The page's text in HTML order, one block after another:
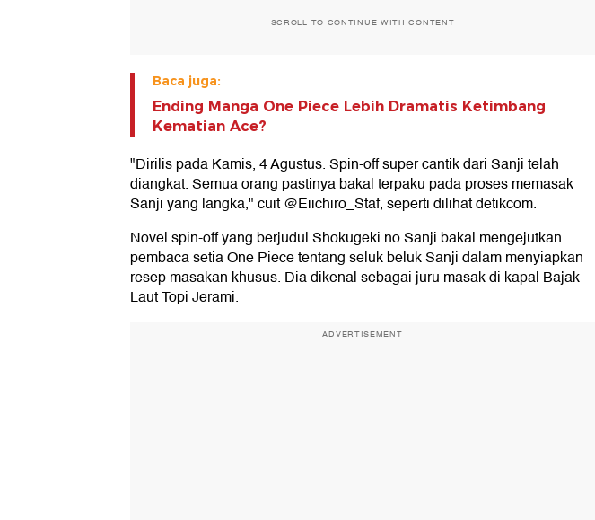
SCROLL TO CONTINUE WITH CONTENT
Baca juga:
Ending Manga One Piece Lebih Dramatis Ketimbang
Kematian Ace?
"Dirilis pada Kamis, 4 Agustus. Spin-off super cantik dari Sanji telah
diangkat. Semua orang pastinya bakal terpaku pada proses memasak
Sanji yang langka," cuit @Eiichiro_Staf, seperti dilihat detikcom.
Novel spin-off yang berjudul Shokugeki no Sanji bakal mengejutkan
pembaca setia One Piece tentang seluk beluk Sanji dalam menyiapkan
resep masakan khusus. Dia dikenal sebagai juru masak di kapal Bajak
Laut Topi Jerami.
ADVERTISEMENT